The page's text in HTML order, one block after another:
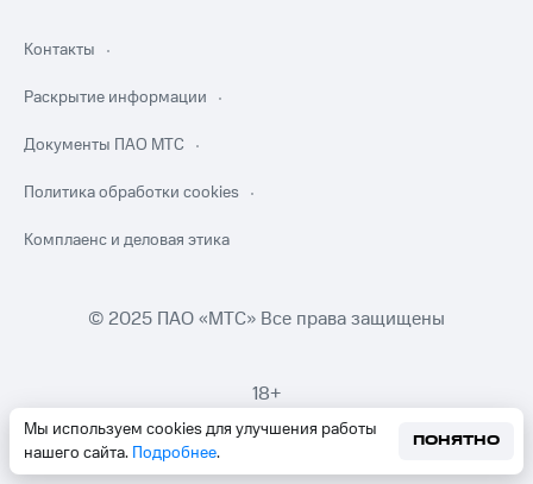
Мы используем cookies для улучшения работы
нашего сайта. Подробнее.
ПОНЯТНО
Контакты
Раскрытие информации
Документы ПАО МТС
Политика обработки cookies
Комплаенс и деловая этика
© 2025 ПАО «МТС» Все права защищены
18+